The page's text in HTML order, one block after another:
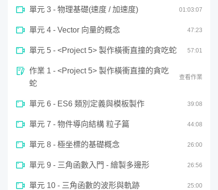
透過日常的案例與遊戲演繹，學習 JS 的陣列資料操作，從
基礎的變數、函數、迴圈概念，到結合使用Jquery等函式庫
與精心設計的應用範例上手入門程式開發，從0開始打下深
厚的程式基礎為Canvas結合大量程式數學做準備。
單元 5 - 網頁的切版與設計交接 12:25
minutes,
seconds
單元 3 - 物理基礎(速度 / 加速度) 01:03:07
單元 4 - Vector 向量的概念 47:23
單元 5 - <Project 5> 製作橫衝直撞的貪吃蛇 57:01
作業 1 - <Project 5> 製作橫衝直撞的貪吃
蛇
查看作業
單元 6 - ES6 類別定義與模板製作 39:08
單元 7 - 物件導向結構 粒子篇 44:08
單元 8 - 極坐標的基礎概念 26:00
單元 9 - 三角函數入門 - 繪製多邊形 26:56
單元 10 - 三角函數的波形與軌跡 25:00